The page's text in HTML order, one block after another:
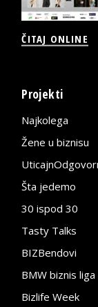
ČITAJ ONLINE
Projekti
Najkolega
Žene u biznisu
Šta jedemo
30 ispod 30
Tasty Talks
BIZBendovi
BMW biznis liga
Bizlife Week